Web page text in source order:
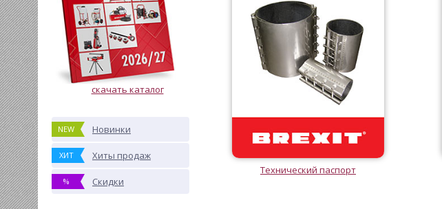
скачать каталог
NEW Новинки
ХИТ Хиты продаж
% Скидки
Технический паспорт